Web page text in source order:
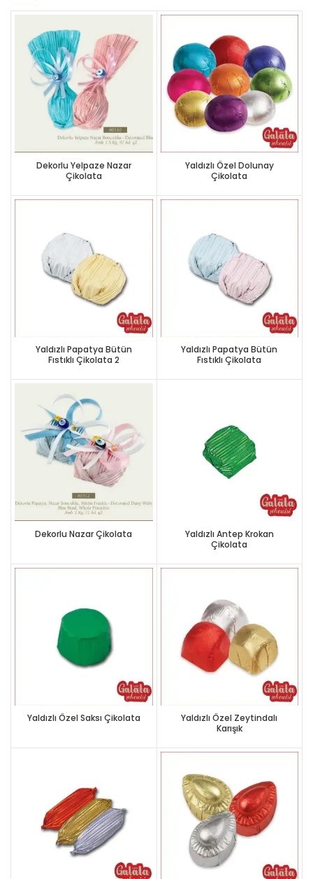
Dekorlu Yelpaze Nazar
Çikolata
Yaldızlı Özel Dolunay
Çikolata
Yaldızlı Papatya Bütün
Fıstıklı Çikolata 2
Yaldızlı Papatya Bütün
Fıstıklı Çikolata
Dekorlu Nazar Çikolata
Yaldızlı Antep Krokan
Çikolata
Yaldızlı Özel Saksı Çikolata
Yaldızlı Özel Zeytindalı
Karışık